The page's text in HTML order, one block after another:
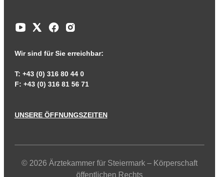
Wir sind für Sie erreichbar:
T: +43 (0) 316 80 44 0
F: +43 (0) 316 81 56 71
UNSERE ÖFFNUNGSZEITEN
© 2026 Ärztekammer für Steiermark – Körperschaft
öffentlichen Rechts